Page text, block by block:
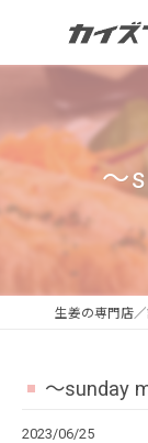
～
～sunday
2023/06/25